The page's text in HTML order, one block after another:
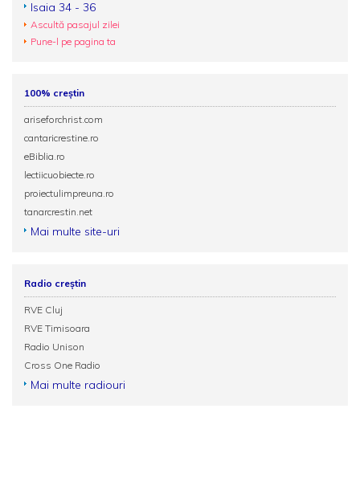
Isaia 34 - 36
Ascultă pasajul zilei
Pune-l pe pagina ta
100% creștin
ariseforchrist.com
cantaricrestine.ro
eBiblia.ro
lectiicuobiecte.ro
proiectulimpreuna.ro
tanarcrestin.net
Mai multe site-uri
Radio creștin
RVE Cluj
RVE Timisoara
Radio Unison
Cross One Radio
Mai multe radiouri